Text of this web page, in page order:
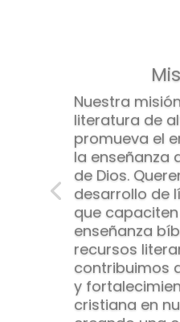
Nuestra
literatura de
promueva el
la enseñanza
de Dios.
desarrollo de
que
enseñanza
recursos
contribuimos
y
cristiana en
creando una